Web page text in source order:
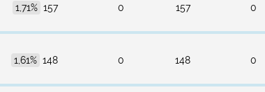
1,71% 157 0 157 0
1,61% 148 0 148 0